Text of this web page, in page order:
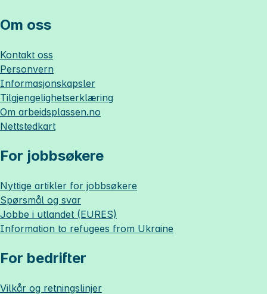
Om oss
Kontakt oss
Personvern
Informasjonskapsler
Tilgjengelighetserklæring
Om arbeidsplassen.no
Nettstedkart
For jobbsøkere
Nyttige artikler for jobbsøkere
Spørsmål og svar
Jobbe i utlandet (EURES)
Information to refugees from Ukraine
For bedrifter
Vilkår og retningslinjer